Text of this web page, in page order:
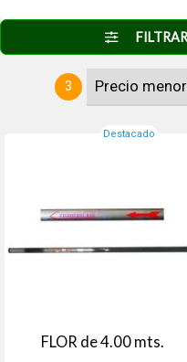
3
Destacado
FLOR de 4.00 mts.